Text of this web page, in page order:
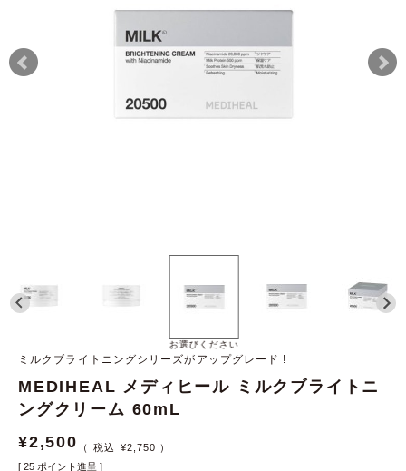
お選びください
ミルクブライトニングシリーズがアップグレード !
MEDIHEAL メディヒール ミルクブライトニ
ングクリーム 60mL
¥2,500 ¥2,750
[ 25 ポイント進呈 ]